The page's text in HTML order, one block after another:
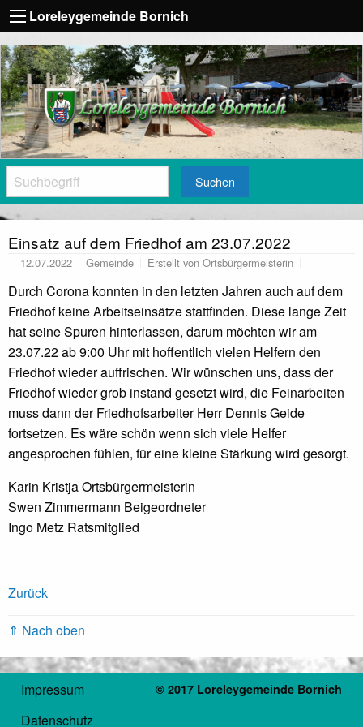
Loreleygemeinde Bornich
Suchen
Einsatz auf dem Friedhof am 23.07.2022
12.07.2022 Gemeinde Erstellt von Ortsbürgermeisterin
Durch Corona konnten in den letzten Jahren auch auf dem
Friedhof keine Arbeitseinsätze stattfinden. Diese lange Zeit
hat seine Spuren hinterlassen, darum möchten wir am
23.07.22 ab 9:00 Uhr mit hoffentlich vielen Helfern den
Friedhof wieder auffrischen. Wir wünschen uns, dass der
Friedhof wieder grob instand gesetzt wird, die Feinarbeiten
muss dann der Friedhofsarbeiter Herr Dennis Geide
fortsetzen. Es wäre schön wenn sich viele Helfer
angesprochen fühlen, für eine kleine Stärkung wird gesorgt.
Karin Kristja Ortsbürgermeisterin
Swen Zimmermann Beigeordneter
Ingo Metz Ratsmitglied
Zurück
⇑ Nach oben
Impressum
Datenschutz
© 2017 Loreleygemeinde Bornich